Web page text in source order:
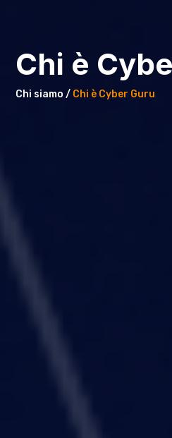
Chi è
Chi siamo / Chi è Cyber Guru